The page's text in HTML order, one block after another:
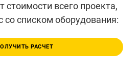
стоимости всего проекта,
со списком оборудования:
РАСЧЕТ